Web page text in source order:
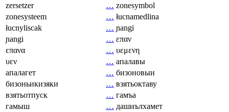
zersetzer
… zonesymbol
zonesysteem
… łucnamedlina
łucnyliscak
… ɲangi
ɲangi
… επαν
επανα
… υεμενη
υεν
… апалавы
апалагет
… бизоновыи
бизоньикизяки
… взятьоктаву
взятьотпуск
… гамъа
гамыш
… дашиълхамет